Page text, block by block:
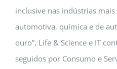
inclusive nas indústrias mais
automotiva, química e de
ouro”, Life & Science e IT
seguidos por Consumo e